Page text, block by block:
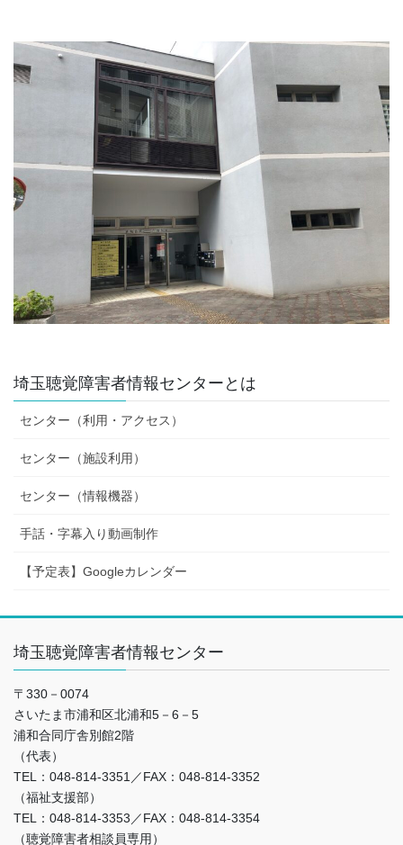
埼玉聴覚障害者情報センターとは
センター（利用・アクセス）
センター（施設利用）
センター（情報機器）
手話・字幕入り動画制作
【予定表】Googleカレンダー
埼玉聴覚障害者情報センター
〒330－0074
さいたま市浦和区北浦和5－6－5
浦和合同庁舎別館2階
（代表）
TEL：048‐814‐3351／FAX：048‐814-3352
（福祉支援部）
TEL：048‐814-3353／FAX：048‐814-3354
（聴覚障害者相談員専用）